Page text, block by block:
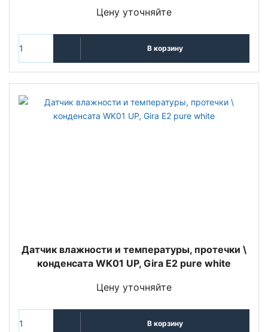
Цену уточняйте
В корзину
Датчик влажности и температуры, протечки \
конденсата WK01 UP, Gira E2 pure white
Цену уточняйте
В корзину